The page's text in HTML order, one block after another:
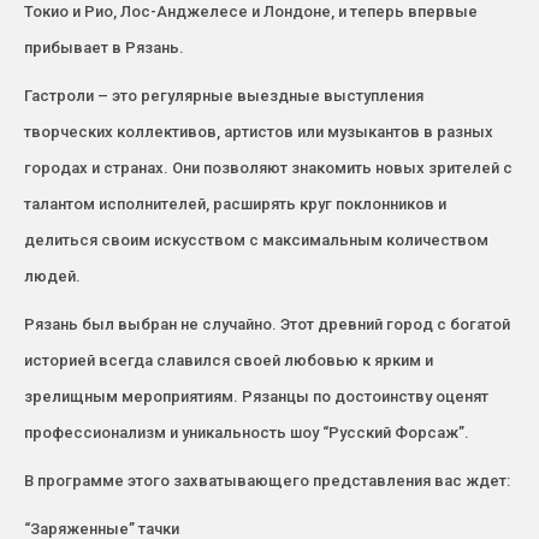
Токио и Рио, Лос-Анджелесе и Лондоне, и теперь впервые
прибывает в Рязань.
Гастроли – это регулярные выездные выступления
творческих коллективов, артистов или музыкантов в разных
городах и странах. Они позволяют знакомить новых зрителей с
талантом исполнителей, расширять круг поклонников и
делиться своим искусством с максимальным количеством
людей.
Рязань был выбран не случайно. Этот древний город с богатой
историей всегда славился своей любовью к ярким и
зрелищным мероприятиям. Рязанцы по достоинству оценят
профессионализм и уникальность шоу “Русский Форсаж”.
В программе этого захватывающего представления вас ждет:
“Заряженные” тачки